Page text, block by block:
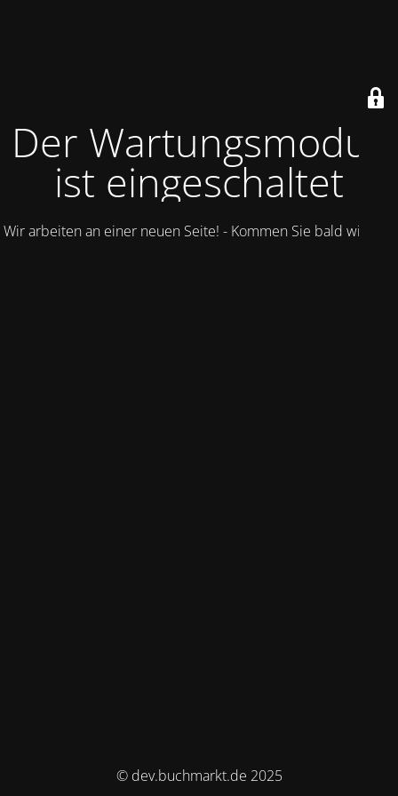
Der Wartungsmodus
ist eingeschaltet
Wir arbeiten an einer neuen Seite! - Kommen Sie bald wieder.
© dev.buchmarkt.de 2025